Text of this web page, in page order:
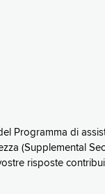
Programma di
(Supplemental
risposte